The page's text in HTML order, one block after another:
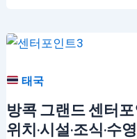
태국
방콕 그랜드 센터
위치·시설·조식·수